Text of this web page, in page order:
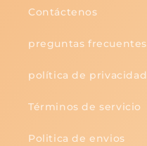
Contáctenos
preguntas frecuentes
política de privacidad
Términos de servicio
Politica de envios